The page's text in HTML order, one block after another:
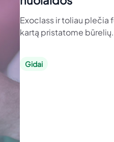
Exoclass ir toliau plečia
kartą pristatome
Gidai